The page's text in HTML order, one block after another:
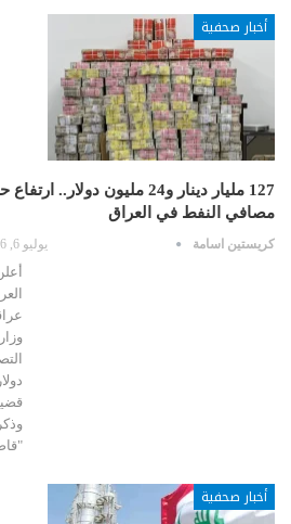
أخبار صحفية
127 مليار دينار و24 مليون
مصافي النفط في العراق
كريستين اسامة يوليو 6, 2026
أخبار صحفية